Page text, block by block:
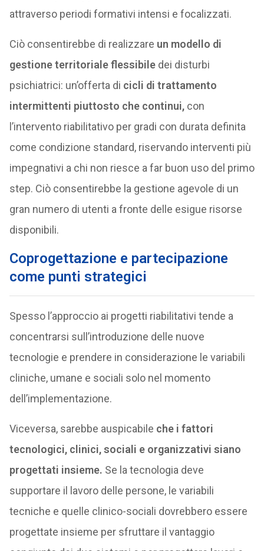
attraverso periodi formativi intensi e focalizzati.
Ciò consentirebbe di realizzare un modello di
gestione territoriale flessibiledei disturbi
psichiatrici: un’offerta di cicli di trattamento
intermittenti piuttosto che continui, con
l’intervento riabilitativo per gradi con durata definita
come condizione standard, riservando interventi più
impegnativi a chi non riesce a far buon uso del primo
step. Ciò consentirebbe la gestione agevole di un
gran numero di utenti a fronte delle esigue risorse
disponibili.
Coprogettazione e partecipazione
come punti strategici
Spesso l’approccio ai progetti riabilitativi tende a
concentrarsi sull’introduzione delle nuove
tecnologie e prendere in considerazione le variabili
cliniche, umane e sociali solo nel momento
dell’implementazione.
Viceversa, sarebbe auspicabile che i fattori
tecnologici, clinici, sociali e organizzativi siano
progettati insieme. Se la tecnologia deve
supportare il lavoro delle persone, le variabili
tecniche e quelle clinico-sociali dovrebbero essere
progettate insieme per sfruttare il vantaggio